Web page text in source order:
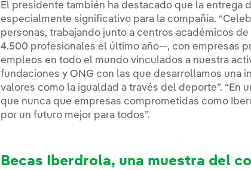
El presidente también ha destacado que la entrega
especialmente significativo para la compañía.
personas, trabajando junto a centros académicos
4.500 profesionales el último año—, con empresas
empleos en todo el mundo vinculados a nuestra
fundaciones y ONG con las que desarrollamos una
valores como la igualdad a través del deporte”. “En
que nunca que empresas comprometidas como
por un futuro mejor para todos”.
Becas Iberdrola, una muestra del